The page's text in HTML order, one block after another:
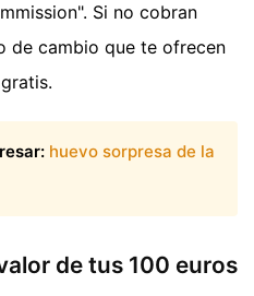
Si no cobran
de cambio que te ofrecen
huevo sorpresa de la
de tus 100 euros